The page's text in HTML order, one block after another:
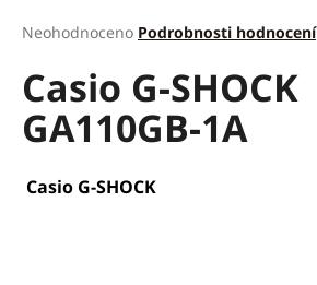
Průměrné
produktu
je
0,0
z
hvězdiček.
Neohodnoceno Podrobnosti hodnocení
Casio G-SHOCK
GA110GB-1A
Casio G-SHOCK
e
n
a
j
í
?